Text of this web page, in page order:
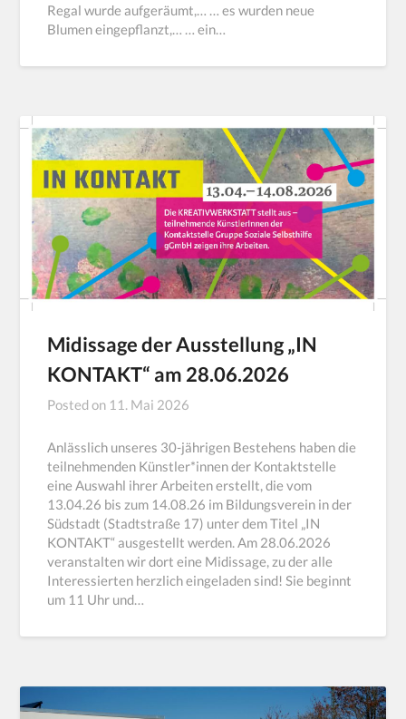
Regal wurde aufgeräumt,… … es wurden neue
Blumen eingepflanzt,… … ein…
Midissage der Ausstellung „IN
KONTAKT“ am 28.06.2026
Posted on 11. Mai 2026
Anlässlich unseres 30-jährigen Bestehens haben die
teilnehmenden Künstler*innen der Kontaktstelle
eine Auswahl ihrer Arbeiten erstellt, die vom
13.04.26 bis zum 14.08.26 im Bildungsverein in der
Südstadt (Stadtstraße 17) unter dem Titel „IN
KONTAKT“ ausgestellt werden. Am 28.06.2026
veranstalten wir dort eine Midissage, zu der alle
Interessierten herzlich eingeladen sind! Sie beginnt
um 11 Uhr und…